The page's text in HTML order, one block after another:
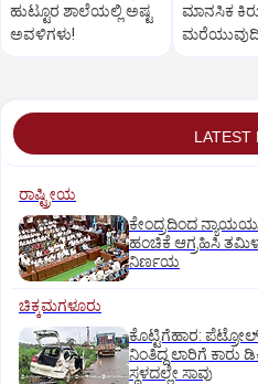
ಹುಟ್ಟೂರ ಶಾಲೆಯಲ್ಲಿ ಅಷ್ಟ
ಅವಳಿಗಳು!
ಮಾನಸಿಕ
LATEST
ರಾಷ್ಟ್ರೀಯ
ಕೇಂದ್ರದಿಂದ
ಹಂಚಿಕೆ ಆಗ್ರಹಿಸಿ
ನಿರ್ಣಯ
ಚಿಕ್ಕಮಗಳೂರು
ಕೊಟ್ಟಿಗೆಹಾರ:
ನಿಂತಿದ್ದ ಲಾರಿಗೆ ಕಾರು
ಸ್ಥಳದಲ್ಲೇ ಸಾವು